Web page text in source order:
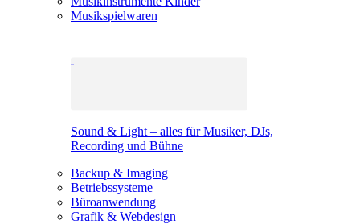
Musikspielwaren
Sound & Light – alles für Musiker, DJs,
Recording und Bühne
Backup & Imaging
Betriebssysteme
Büroanwendung
Grafik & Webdesign